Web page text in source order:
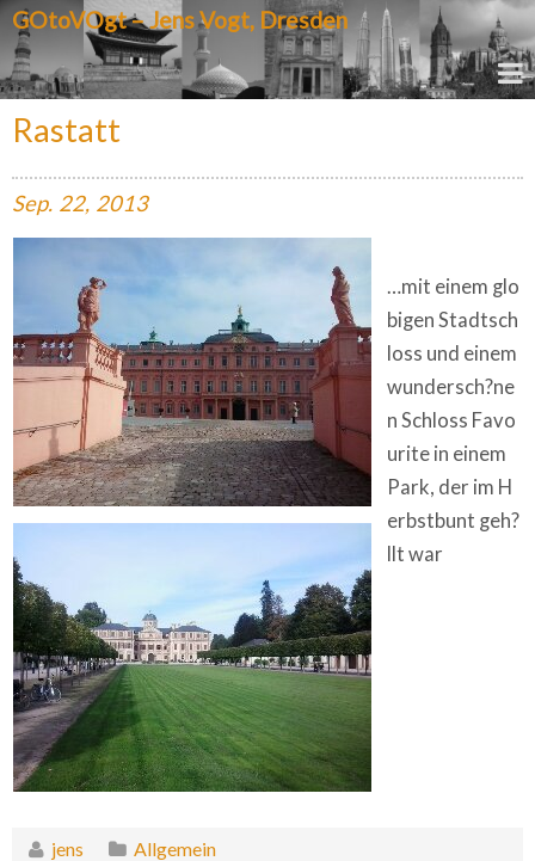
GOtoVOgt – Jens Vogt, Dresden
Rastatt
Sep. 22, 2013
…mit einem glo
bigen Stadtsch
loss und einem
wundersch?ne
n Schloss Favo
urite in einem
Park, der im H
erbstbunt geh?
llt war
jens Allgemein